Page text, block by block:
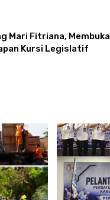
Mari Fitriana, Membuka
Kursi Legislatif